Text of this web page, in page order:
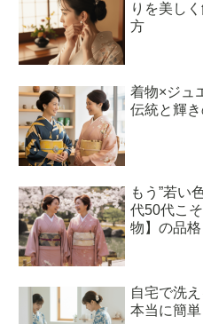
りを美し
方
着物×ジュ
伝統と輝き
もう”若い
代50代こ
物】の品
自宅で洗
本当に簡単